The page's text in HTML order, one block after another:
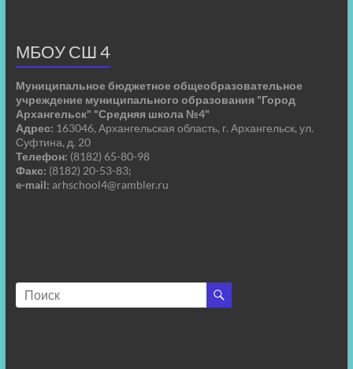
МБОУ СШ 4
Муниципальное бюджетное общеобразовательное
учреждение муниципального образования "Город
Архангельск" "Средняя школа №4"
Адрес: 163046, Архангельская область, г. Архангельск, ул.
Суфтина, д. 20
Телефон: (8182) 65-80-98
Факс: (8182) 20-53-83;
e-mail: arhschool4@rambler.ru